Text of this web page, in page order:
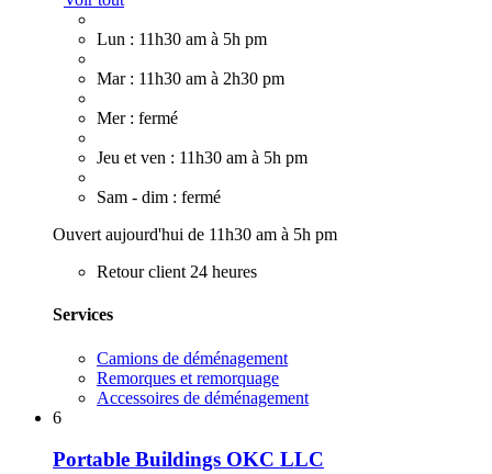
Lun : 11h30 am à 5h pm
Mar : 11h30 am à 2h30 pm
Mer : fermé
Jeu et ven : 11h30 am à 5h pm
Sam - dim : fermé
Ouvert aujourd'hui de 11h30 am à 5h pm
Retour client 24 heures
Services
Camions de déménagement
Remorques et remorquage
Accessoires de déménagement
6
Portable Buildings OKC LLC